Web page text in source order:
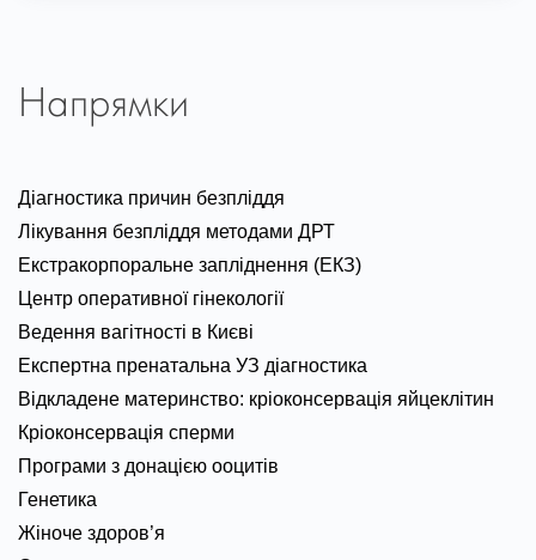
Напрямки
Діагностика причин безпліддя
Лікування безпліддя методами ДРТ
Екстракорпоральне запліднення (ЕКЗ)
Центр оперативної гінекології
Ведення вагітності в Києві
Експертна пренатальна УЗ діагностика
Відкладене материнство: кріоконсервація яйцеклітин
Кріоконсервація сперми
Програми з донацією ооцитів
Генетика
Жіноче здоров’я